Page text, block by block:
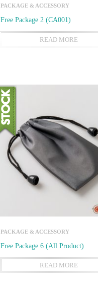
PACKAGE & ACCESSORY
Free Package 2 (CA001)
READ MORE
PACKAGE & ACCESSORY
Free Package 6 (All Product)
READ MORE